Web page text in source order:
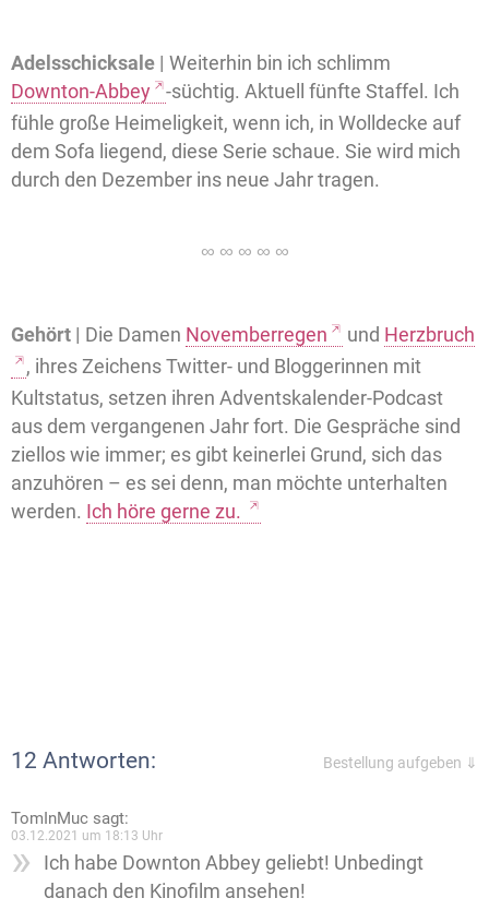
Adelsschicksale | Weiterhin bin ich schlimm
Downton-Abbey
-süchtig. Aktuell fünfte Staffel. Ich
fühle große Heimeligkeit, wenn ich, in Wolldecke auf
dem Sofa liegend, diese Serie schaue. Sie wird mich
durch den Dezember ins neue Jahr tragen.
Gehört | Die Damen Novemberregen und Herzbruch
, ihres Zeichens Twitter- und Bloggerinnen mit
Kultstatus, setzen ihren Adventskalender-Podcast
aus dem vergangenen Jahr fort. Die Gespräche sind
ziellos wie immer; es gibt keinerlei Grund, sich das
anzuhören – es sei denn, man möchte unterhalten
werden. Ich höre gerne zu.
12 Antworten: Bestellung aufgeben ⇓
TomInMuc sagt:
03.12.2021 um 18:13 Uhr
Ich habe Downton Abbey geliebt! Unbedingt
danach den Kinofilm ansehen!